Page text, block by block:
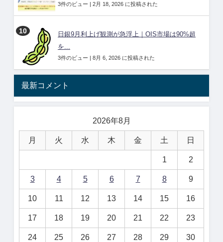
3件のビュー | 2月 18, 2026 に投稿された
日銀9月利上げ観測が急浮上｜OIS市場は90%超
を...
3件のビュー | 8月 6, 2026 に投稿された
最新コメント
2026年8月
月 火 水 木 金 土 日
1 2
3 4 5 6 7 8 9
10 11 12 13 14 15 16
17 18 19 20 21 22 23
24 25 26 27 28 29 30